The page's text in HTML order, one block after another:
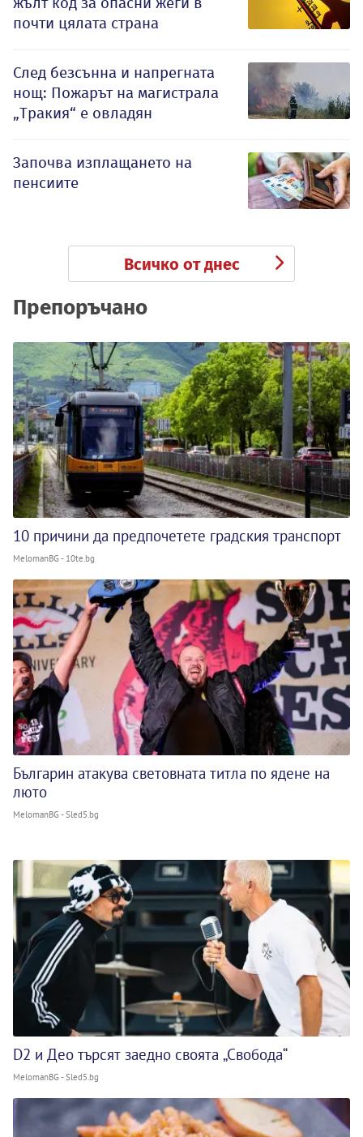
почти цялата страна
След безсънна и напрегната
нощ: Пожарът на магистрала
„Тракия“ е овладян
Започва изплащането на
пенсиите
Всичко от днес
Препоръчано
10 причини да предпочетете градския транспорт
MelomanBG - 10te.bg
Българин атакува световната титла по ядене на
люто
MelomanBG - Sled5.bg
D2 и Део търсят заедно своята „Свобода“
MelomanBG - Sled5.bg